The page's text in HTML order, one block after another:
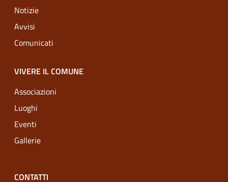
Notizie
Avvisi
Comunicati
VIVERE IL COMUNE
Associazioni
Luoghi
Eventi
Gallerie
CONTATTI